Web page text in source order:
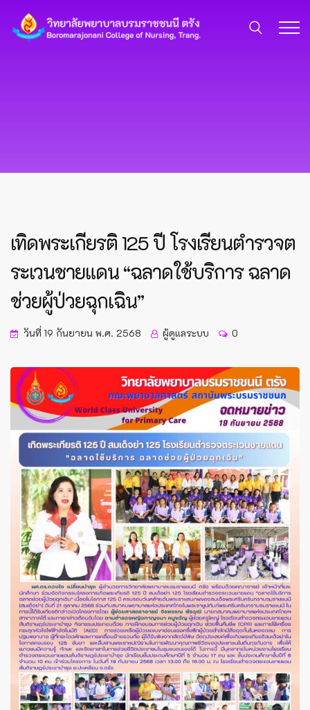
เทิดพระเกียรติ 125 ปี โรงเรียนตำรวจต
ระเวนชายแดน “ฉลาดใช้บริการ ฉลาด
ช่วยผู้ป่วยฉุกเฉิน”
วันที่ 19 กันยายน พ.ศ. 2568 ผู้ดูแลระบบ 0